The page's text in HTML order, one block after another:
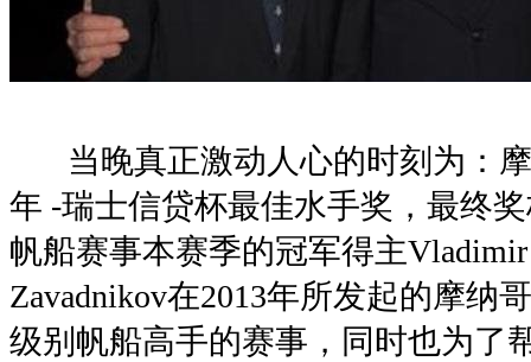
当晚真正激动人心的时刻为：摩
年 -瑞士信贷杯最佳水手奖，最终
帆船赛事本赛季的冠军得主Vladimir
Zavadnikov在2013年所发起的摩纳
级别帆船高手的赛事，同时也为了